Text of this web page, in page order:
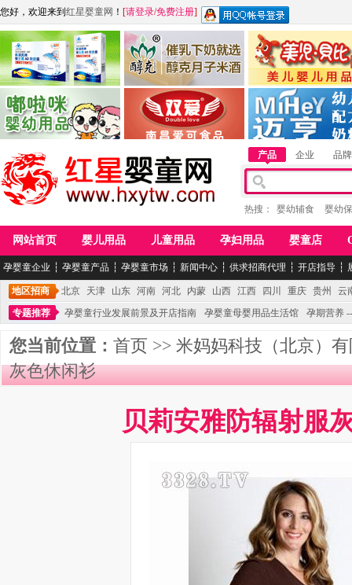
您好，欢迎来到 红星婴童网 ！ [请登录/免费注册]
江西麦嘟嘟食品有限公司
青岛嘟啦咪婴幼儿用品公司
江西醇之客月子米酒 惠州市美儿婴儿用品
湖南迈亨母婴用品有限
产品 企业 品牌
热搜： 婴幼辅食 婴幼
网站首页 婴儿用品 儿童用品 孕妇用品 婴童店
孕婴童企业 ┆ 孕婴童产品 ┆ 孕婴童市场 ┆ 新闻中心 ┆ 供求招商代理 ┆ 开店指导 ┆
地区招商 北京 天津 山东 河南 河北 内蒙 山西 江西 四川 重庆 贵州
云
专题推荐
孕婴童行业发展前景及开店指南 孕婴童母婴用品生活馆 孕期营养
您当前位置： 首页 >> 米妈妈科技（北京）
灰色休闲衫
贝莉安雅防辐射服